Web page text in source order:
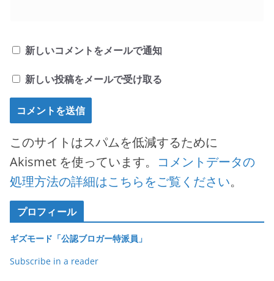
新しいコメントをメールで通知
新しい投稿をメールで受け取る
このサイトはスパムを低減するために
Akismet を使っています。 コメントデータの
処理方法の詳細はこちらをご覧ください。
プロフィール
ギズモード「公認ブロガー特派員」
Subscribe in a reader